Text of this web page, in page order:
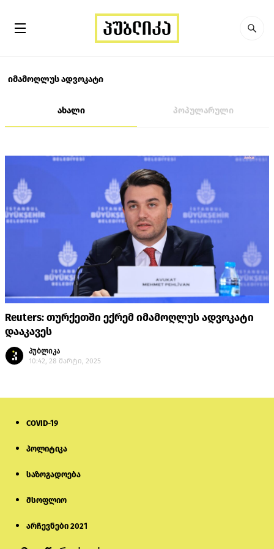
იმამოღლუს ადვოკატი
ახალი პოპულარული
Reuters: თურქეთში ექრემ იმამოღლუს ადვოკატი
დააკავეს
პუბლიკა
10:42, 28 მარტი, 2025
COVID-19
პოლიტიკა
საზოგადოება
მსოფლიო
არჩევნები 2021